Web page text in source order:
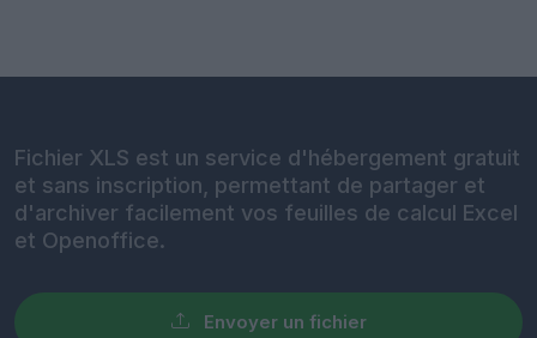
Fichier XLS est un service d'hébergement gratuit
et sans inscription, permettant de partager et
d'archiver facilement vos feuilles de calcul Excel
et Openoffice.
Envoyer un fichier